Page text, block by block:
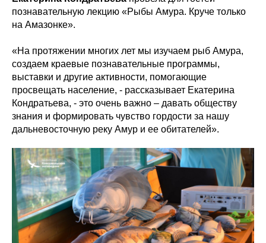
познавательную лекцию «Рыбы Амура. Круче только
на Амазонке».
«На протяжении многих лет мы изучаем рыб Амура,
создаем краевые познавательные программы,
выставки и другие активности, помогающие
просвещать население, - рассказывает Екатерина
Кондратьева, - это очень важно – давать обществу
знания и формировать чувство гордости за нашу
дальневосточную реку Амур и ее обитателей».